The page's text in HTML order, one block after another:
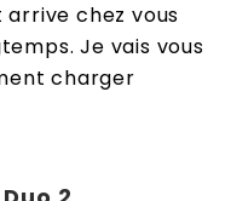
chez vous
Je vais vous
charger